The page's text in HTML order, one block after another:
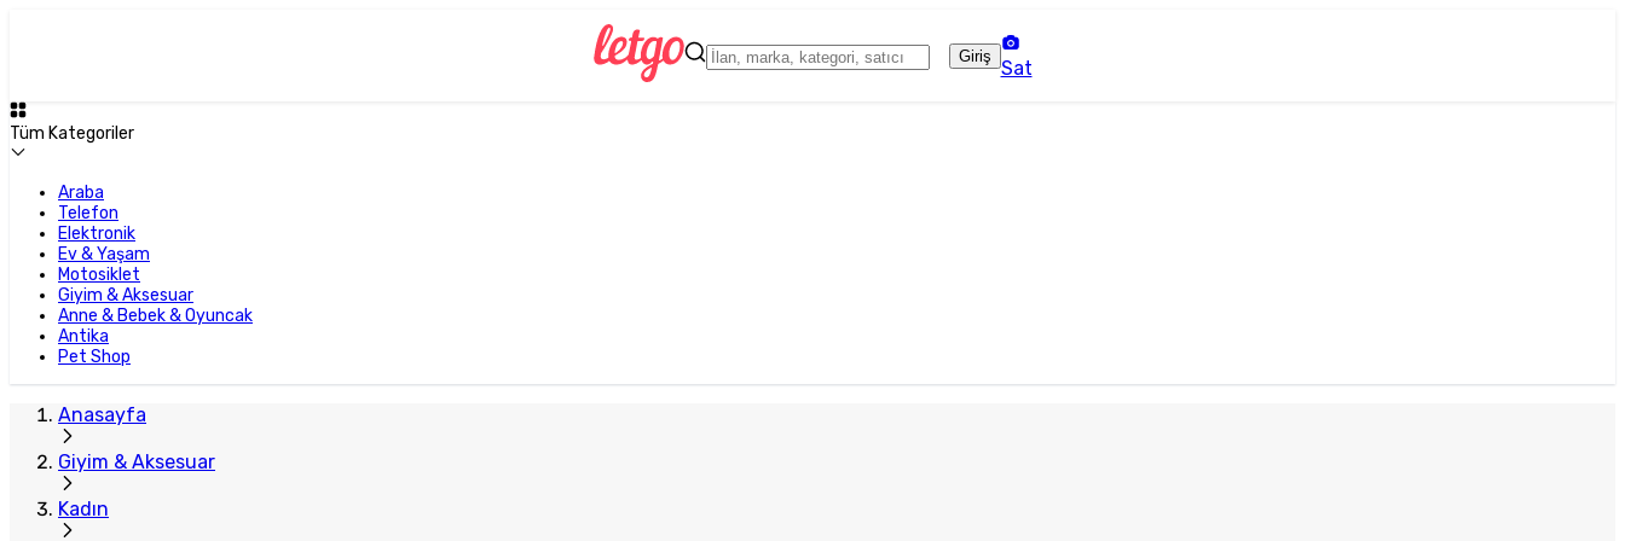
Giriş
Sat
Tüm Kategoriler
Araba
Telefon
Elektronik
Ev & Yaşam
Motosiklet
Giyim & Aksesuar
Anne & Bebek & Oyuncak
Antika
Pet Shop
Anasayfa
Giyim & Aksesuar
Kadın